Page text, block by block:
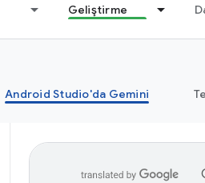
Geliştirme
Android Studio'da Gemini